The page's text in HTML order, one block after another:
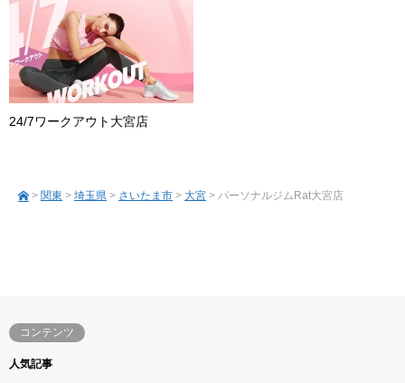
24/7ワークアウト大宮店
> 関東 > 埼玉県 > さいたま市 > 大宮 > パーソナルジムRat大宮店
コンテンツ
人気記事